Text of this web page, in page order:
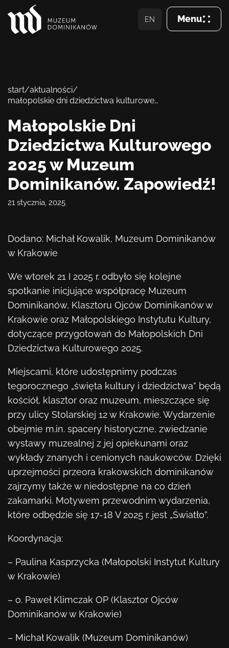
EN
Menu
Dominikanie
Aktualności
Kontakt
KUP BILET
start/aktualności/
małopolskie dni dziedzictwa kulturowego 2025 w muzeum dominikanów. zapowiedź!
Małopolskie Dni
Dziedzictwa Kulturowego
2025 w Muzeum
Dominikanów. Zapowiedź!
21 stycznia, 2025
Dodano: Michał Kowalik, Muzeum Dominikanów
w Krakowie
We wtorek 21 I 2025 r. odbyło się kolejne
spotkanie inicjujące współpracę Muzeum
Dominikanów, Klasztoru Ojców Dominikanów w
Krakowie oraz Małopolskiego Instytutu Kultury,
dotyczące przygotowań do Małopolskich Dni
Dziedzictwa Kulturowego 2025.
Miejscami, które udostępnimy podczas
tegorocznego „święta kultury i dziedzictwa” będą
kościół, klasztor oraz muzeum, mieszczące się
przy ulicy Stolarskiej 12 w Krakowie. Wydarzenie
obejmie m.in. spacery historyczne, zwiedzanie
wystawy muzealnej z jej opiekunami oraz
wykłady znanych i cenionych naukowców. Dzięki
uprzejmości przeora krakowskich dominikanów
zajrzymy także w niedostępne na co dzień
zakamarki. Motywem przewodnim wydarzenia,
które odbędzie się 17-18 V 2025 r. jest „Światło”.
Koordynacja:
– Paulina Kasprzycka (Małopolski Instytut Kultury
w Krakowie)
– o. Paweł Klimczak OP (Klasztor Ojców
Dominikanów w Krakowie)
– Michał Kowalik (Muzeum Dominikanów)